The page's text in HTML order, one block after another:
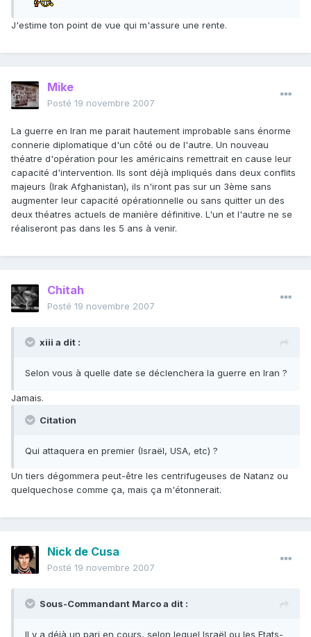
J'estime ton point de vue qui m'assure une rente.
Mike
Posté 19 novembre 2007
La guerre en Iran me parait hautement improbable sans énorme
connerie diplomatique d'un côté ou de l'autre. Un nouveau
théatre d'opération pour les américains remettrait en cause leur
capacité d'intervention. Ils sont déjà impliqués dans deux conflits
majeurs (Irak Afghanistan), ils n'iront pas sur un 3ème sans
augmenter leur capacité opérationnelle ou sans quitter un des
deux théatres actuels de manière définitive. L'un et l'autre ne se
réaliseront pas dans les 5 ans à venir.
Chitah
Posté 19 novembre 2007
xiii a dit :
Selon vous à quelle date se déclenchera la guerre en Iran ?
Jamais.
Citation
Qui attaquera en premier (Israël, USA, etc) ?
Un tiers dégommera peut-être les centrifugeuses de Natanz ou
quelquechose comme ça, mais ça m'étonnerait.
Nick de Cusa
Posté 19 novembre 2007
Sous-Commandant Marco a dit :
Il y a déjà un pari en cours, selon lequel Israël ou les Etats-